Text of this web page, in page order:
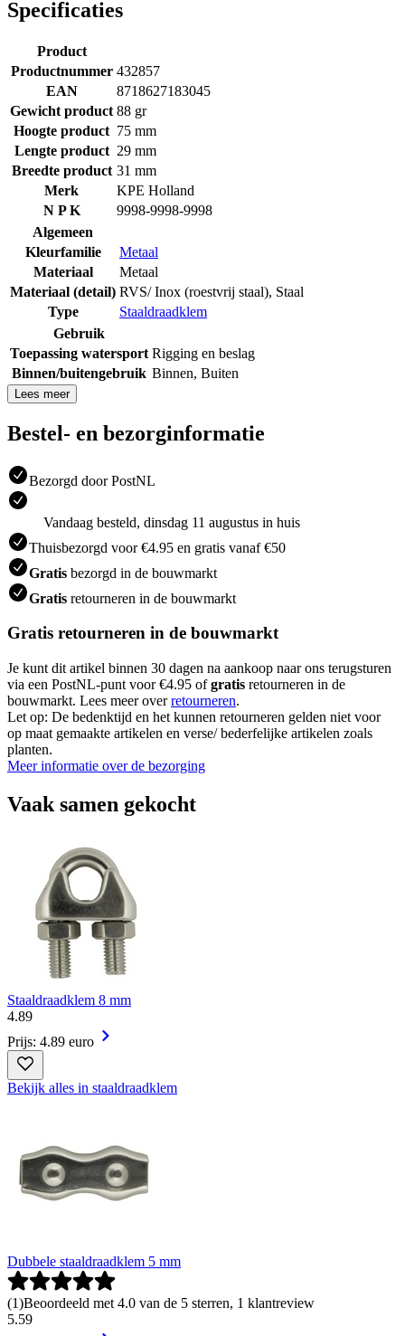
Specificaties
Product
Productnummer 432857
EAN
8718627183045
Gewicht product 88 gr
Hoogte product 75 mm
Lengte product 29 mm
Breedte product 31 mm
Merk
KPE Holland
N P K
9998-9998-9998
Algemeen
Kleurfamilie
Metaal
Materiaal
Metaal
Materiaal (detail) RVS/ Inox (roestvrij staal), Staal
Type
Staaldraadklem
Gebruik
Toepassing watersport Rigging en beslag
Binnen/buitengebruik Binnen, Buiten
Lees meer
Bestel- en bezorginformatie
Bezorgd door PostNL
Vandaag besteld, dinsdag 11 augustus in huis
Thuisbezorgd voor €4.95 en gratis vanaf €50
Gratis bezorgd in de bouwmarkt
Gratis retourneren in de bouwmarkt
Gratis retourneren in de bouwmarkt
Je kunt dit artikel binnen 30 dagen na aankoop naar ons terugsturen
via een PostNL-punt voor €4.95 ofgratis retourneren in de
bouwmarkt. Lees meer overretourneren.
Let op: De bedenktijd en het kunnen retourneren gelden niet voor
op maat gemaakte artikelen en verse/ bederfelijke artikelen zoals
planten.
Meer informatie over de bezorging
Vaak samen gekocht
Staaldraadklem 8 mm
4.89
Prijs: 4.89 euro
Bekijk alles in staaldraadklem
Dubbele staaldraadklem 5 mm
(1)Beoordeeld met 4.0 van de 5 sterren, 1 klantreview
5.59